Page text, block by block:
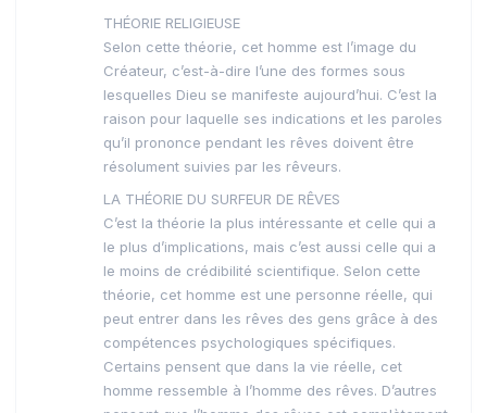
THÉORIE RELIGIEUSE
Selon cette théorie, cet homme est l’image du
Créateur, c’est-à-dire l’une des formes sous
lesquelles Dieu se manifeste aujourd’hui. C’est la
raison pour laquelle ses indications et les paroles
qu’il prononce pendant les rêves doivent être
résolument suivies par les rêveurs.
LA THÉORIE DU SURFEUR DE RÊVES
C’est la théorie la plus intéressante et celle qui a
le plus d’implications, mais c’est aussi celle qui a
le moins de crédibilité scientifique. Selon cette
théorie, cet homme est une personne réelle, qui
peut entrer dans les rêves des gens grâce à des
compétences psychologiques spécifiques.
Certains pensent que dans la vie réelle, cet
homme ressemble à l’homme des rêves. D’autres